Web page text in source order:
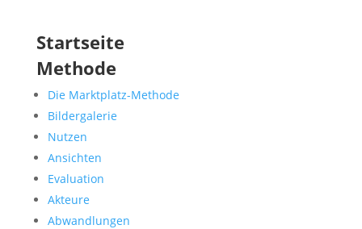
Startseite
Methode
Die Marktplatz-Methode
Bildergalerie
Nutzen
Ansichten
Evaluation
Akteure
Abwandlungen